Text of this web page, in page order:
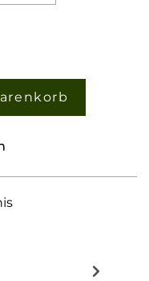
verfügbar.)